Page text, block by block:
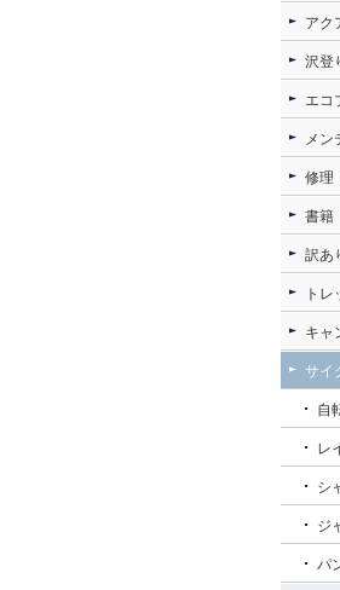
アク
沢登
エコ
メン
修理
書籍
訳あ
ト
キャ
サイ
自
レ
シ
ジ
パ